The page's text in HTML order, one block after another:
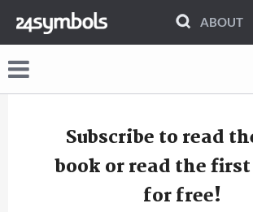
ABOUT
Subscribe to read
book or read the first
for free!